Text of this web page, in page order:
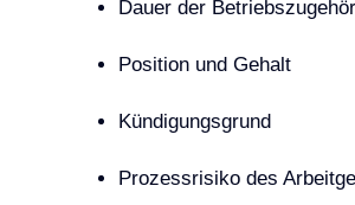
Dauer der
Position und Gehalt
Kündigungsgrund
Prozessrisiko des